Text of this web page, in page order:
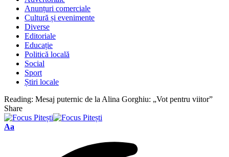
Anunțuri comerciale
Cultură și evenimente
Diverse
Editoriale
Educație
Politică locală
Social
Sport
Știri locale
Reading: Mesaj puternic de la Alina Gorghiu: „Vot pentru viitor”
Share
Font
Aa